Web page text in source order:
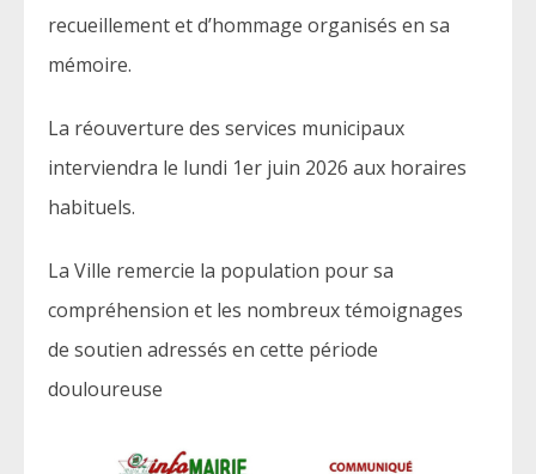
recueillement et d’hommage organisés en sa
mémoire.
La réouverture des services municipaux
interviendra le lundi 1er juin 2026 aux horaires
habituels.
La Ville remercie la population pour sa
compréhension et les nombreux témoignages
de soutien adressés en cette période
douloureuse